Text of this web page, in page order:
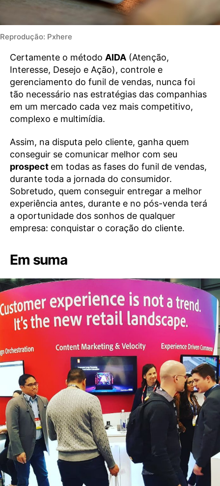
Reprodução: Pxhere
Certamente o método AIDA (Atenção,
Interesse, Desejo e Ação), controle e
gerenciamento do funil de vendas, nunca foi
tão necessário nas estratégias das companhias
em um mercado cada vez mais competitivo,
complexo e multimídia.
Assim, na disputa pelo cliente, ganha quem
conseguir se comunicar melhor com seu
prospect em todas as fases do funil de vendas,
durante toda a jornada do consumidor.
Sobretudo, quem conseguir entregar a melhor
experiência antes, durante e no pós-venda terá
a oportunidade dos sonhos de qualquer
empresa: conquistar o coração do cliente.
Em suma